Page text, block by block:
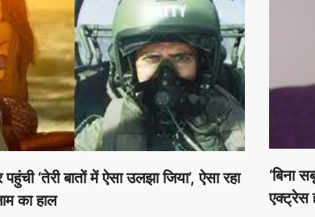
‘तेरी बातों में ऐसा उलझा जिया’, ऐसा रहा
का हाल
‘बिना
एक्ट्रेस